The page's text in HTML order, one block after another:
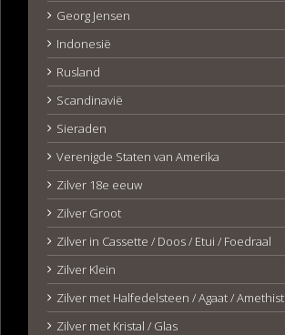
Georg Jensen
Indonesië
Rusland
Scandinavië
Sieraden
Verenigde Staten van Amerika
Zilver 18e eeuw
Zilver Groot
Zilver in Cassette / Doos / Etui / Foedraal
Zilver Klein
Zilver met Halfedelsteen / Agaat / Amethist
Zilver met Kristal / Glas